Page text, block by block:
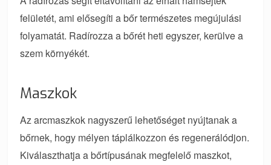
felületét, ami elősegíti a bőr természetes megújulási
folyamatát. Radírozza a bőrét heti egyszer, kerülve a
szem környékét.
Maszkok
Az arcmaszkok nagyszerű lehetőséget nyújtanak a
bőrnek, hogy mélyen táplálkozzon és regenerálódjon.
Kiválaszthatja a bőrtípusának megfelelő maszkot,